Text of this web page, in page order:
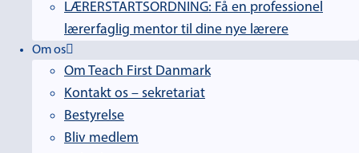
LÆRERSTARTSORDNING: Få en professionel
lærerfaglig mentor til dine nye lærere
Om os
Om Teach First Danmark
Kontakt os – sekretariat
Bestyrelse
Bliv medlem